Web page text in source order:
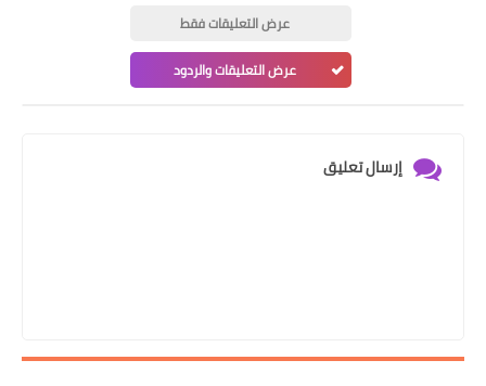
عرض التعليقات فقط
عرض التعليقات والردود
إرسال تعليق